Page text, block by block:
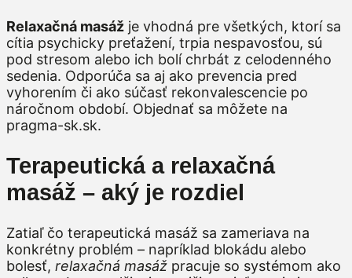
Relaxačná masáž je vhodná pre všetkých, ktorí sa
cítia psychicky preťažení, trpia nespavosťou, sú
pod stresom alebo ich bolí chrbát z celodenného
sedenia. Odporúča sa aj ako prevencia pred
vyhorením či ako súčasť rekonvalescencie po
náročnom období. Objednať sa môžete na
pragma-sk.sk.
Terapeutická a relaxačná
masáž – aký je rozdiel
Zatiaľ čo terapeutická masáž sa zameriava na
konkrétny problém – napríklad blokádu alebo
bolesť, relaxačná masáž pracuje so systémom ako